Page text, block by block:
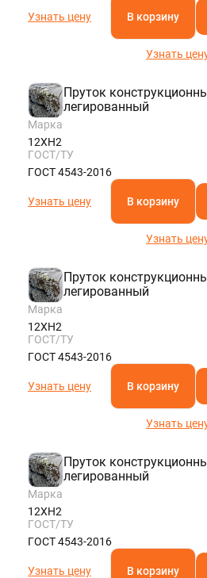
Узнать цену В корзину
Узнать
Пруток
легированный
Марка
12ХН2
ГОСТ/ТУ
ГОСТ 4543-2016
Узнать цену В корзину
Узнать
Пруток
легированный
Марка
12ХН2
ГОСТ/ТУ
ГОСТ 4543-2016
Узнать цену В корзину
Узнать
Пруток
легированный
Марка
12ХН2
ГОСТ/ТУ
ГОСТ 4543-2016
Узнать цену В корзину